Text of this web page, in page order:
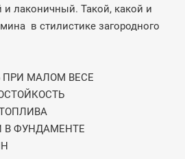
и лаконичный. Такой, какой и
в стилистике загородного
МАЛОМ ВЕСЕ
В ФУНДАМЕНТЕ